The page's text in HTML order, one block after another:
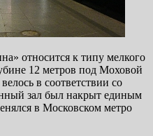
относится к типу мелкого
12 метров под Моховой
в соответствии со
зал был накрыт единым
в Московском метро